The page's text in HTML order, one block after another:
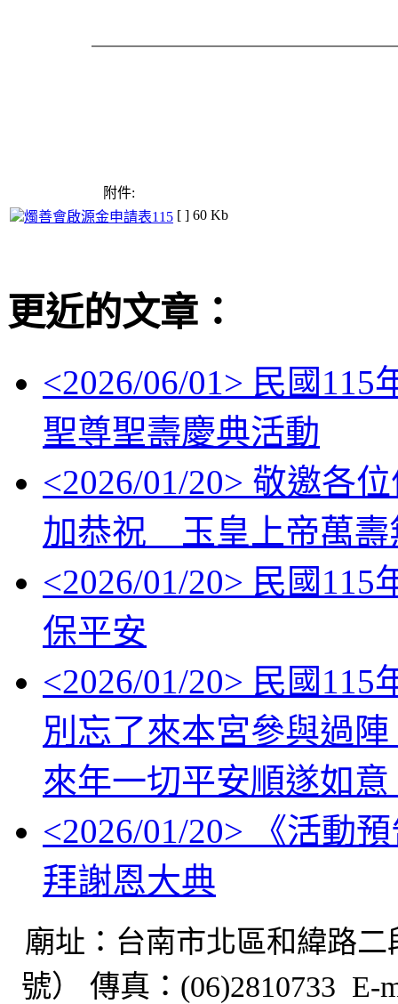
附件:
燭善會啟源金申請表115 [ ] 60 Kb
更近的文章：
<2026/06/01> 民國115
聖尊聖壽慶典活動
<2026/01/20> 敬邀各
加恭祝 玉皇上帝萬壽
<2026/01/20> 民國115
保平安
<2026/01/20> 民國115
別忘了來本宮參與過
來年一切平安順遂如
<2026/01/20> 《活動
拜謝恩大典
廟址：台南市北區和緯路二
號） 傳真： (06)2810733 E-